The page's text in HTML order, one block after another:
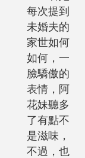
每次提到
未婚夫的
家世如何
如何，一
臉驕傲的
表情，阿
花妹聽多
了有點不
是滋味，
不過，也